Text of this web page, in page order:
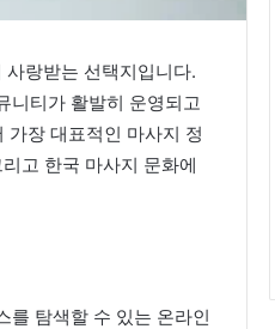
랑받는 선택지입니다.
니티가 활발히 운영되고
장 대표적인 마사지 정
고 한국 마사지 문화에
를 탐색할 수 있는 온라인